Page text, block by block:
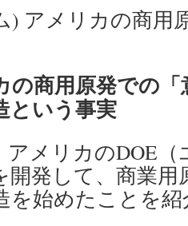
) アメリカの商用
の商用原発での
という事実
アメリカのDOE
開発して、商業用
を始めたことを